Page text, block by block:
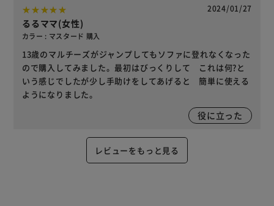
2024/01/27
るるママ(女性)
カラー : マスタード 購入
13歳のマルチーズがジャンプしてもソファに登れなくなった
ので購入してみました。最初はびっくりして これは何?と
いう感じでしたが少し手助けをしてあげると 簡単に使える
ようになりました。
役に立った
レビューをもっと見る